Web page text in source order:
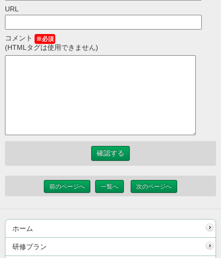
URL
コメント ※必須
(HTMLタグは使用できません)
前のページへ 一覧へ 次のページへ
ホーム
研修プラン